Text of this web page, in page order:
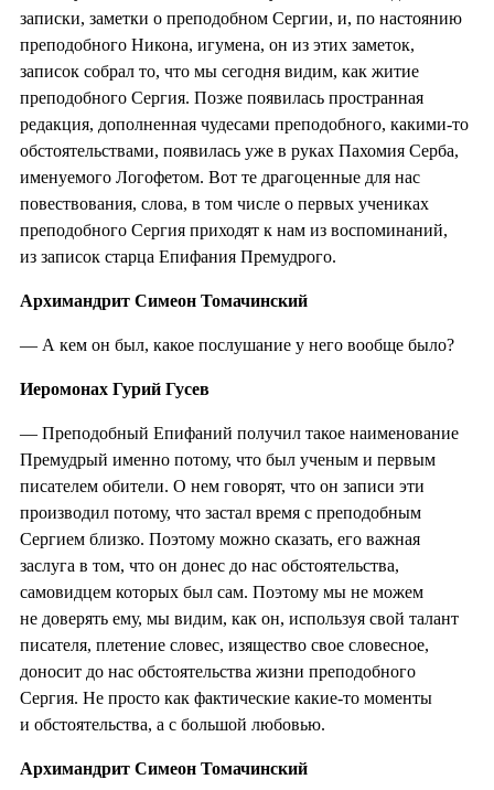
записки, заметки о преподобном Сергии, и, по настоянию
преподобного Никона, игумена, он из этих заметок,
записок собрал то, что мы сегодня видим, как житие
преподобного Сергия. Позже появилась пространная
редакция, дополненная чудесами преподобного, какими-то
обстоятельствами, появилась уже в руках Пахомия Серба,
именуемого Логофетом. Вот те драгоценные для нас
повествования, слова, в том числе о первых учениках
преподобного Сергия приходят к нам из воспоминаний,
из записок старца Епифания Премудрого.
Архимандрит Симеон Томачинский
— А кем он был, какое послушание у него вообще было?
Иеромонах Гурий Гусев
— Преподобный Епифаний получил такое наименование
Премудрый именно потому, что был ученым и первым
писателем обители. О нем говорят, что он записи эти
производил потому, что застал время с преподобным
Сергием близко. Поэтому можно сказать, его важная
заслуга в том, что он донес до нас обстоятельства,
самовидцем которых был сам. Поэтому мы не можем
не доверять ему, мы видим, как он, используя свой талант
писателя, плетение словес, изящество свое словесное,
доносит до нас обстоятельства жизни преподобного
Сергия. Не просто как фактические какие-то моменты
и обстоятельства, а с большой любовью.
Архимандрит Симеон Томачинский